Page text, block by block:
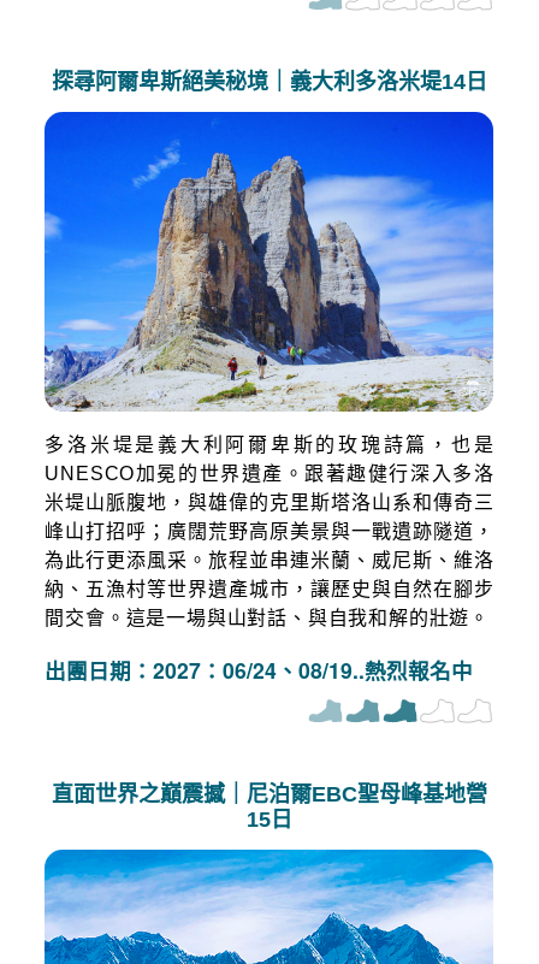
探尋阿爾卑斯絕美秘境｜義大利多洛米堤14日
出團日期：2027：06/24、08/19..熱烈報名中
多洛米堤是義大利阿爾卑斯的玫瑰詩篇，也是
UNESCO加冕的世界遺產。跟著趣健行深入多洛
米堤山脈腹地，與雄偉的克里斯塔洛山系和傳奇三
峰山打招呼；廣闊荒野高原美景與一戰遺跡隧道，
為此行更添風采。旅程並串連米蘭、威尼斯、維洛
納、五漁村等世界遺產城市，讓歷史與自然在腳步
間交會。這是一場與山對話、與自我和解的壯遊。
直面世界之巔震撼｜尼泊爾EBC聖母峰基地營
15日